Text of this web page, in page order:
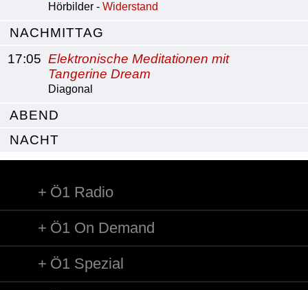
Hörbilder - Widerstand
NACHMITTAG
17:05 Elektronische Meditationen mit
Tangerine Dream
Diagonal
ABEND
NACHT
Ö1 Radio
Ö1 On Demand
Ö1 Spezial